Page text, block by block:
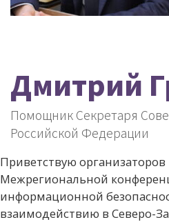
Дмитрий
Помощник Секретаря
Российской Федерации
Приветствую
Межрегиональной
информационной
взаимодействию в Северо-